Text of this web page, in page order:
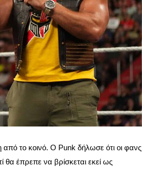
το κοινό. Ο Punk δήλωσε ότι οι φανς
θα έπρεπε να βρίσκεται εκεί ως